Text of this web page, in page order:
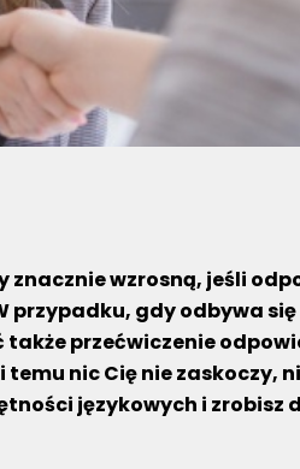
znacznie wzrosną, jeśli
przypadku, gdy odbywa się
przećwiczenie
nic Cię nie zaskoczy,
językowych i zrobisz